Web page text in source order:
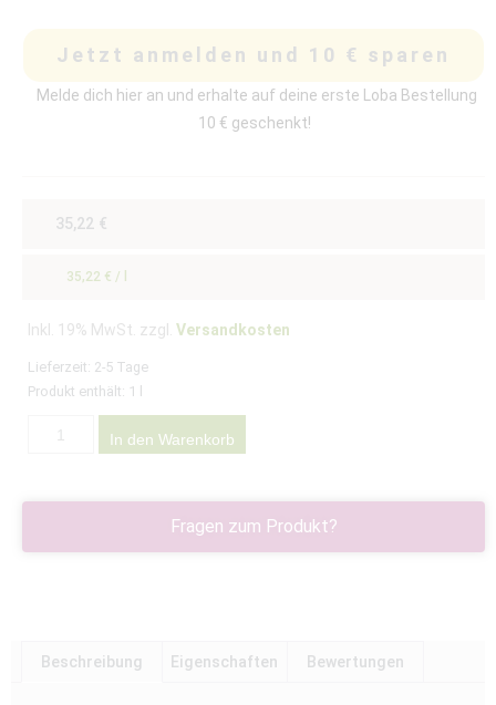
Jetzt anmelden und 10 € sparen
Melde dich hier an und erhalte auf deine erste Loba Bestellung
10 € geschenkt!
35,22 €
35,22 € /
Inkl. 19% MwSt. zzgl. Versandkosten
Lieferzeit: 2-5 Tage
Produkt enthält: 1
In den Warenkorb
Fragen zum Produkt?
Beschreibung Eigenschaften Bewertungen